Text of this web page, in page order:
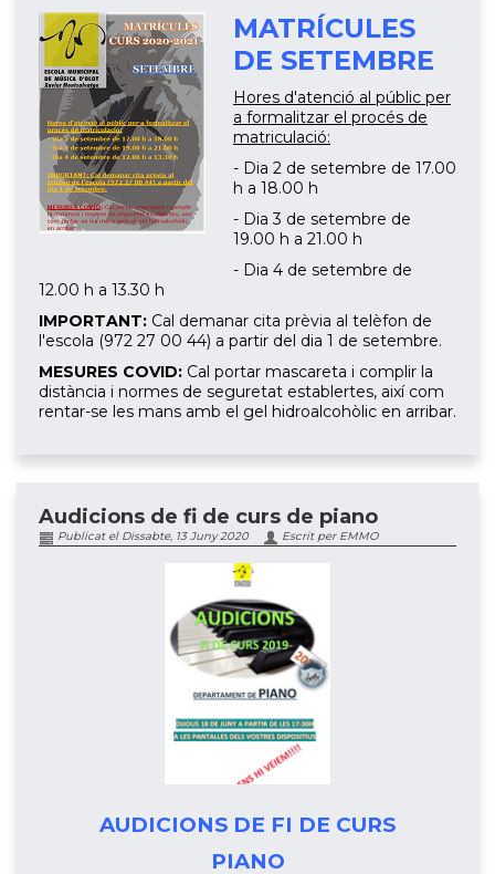
MATRÍCULES
DE SETEMBRE
Hores d'atenció al públic per
a formalitzar el procés de
matriculació:
- Dia 2 de setembre de 17.00
h a 18.00 h
- Dia 3 de setembre de
19.00 h a 21.00 h
- Dia 4 de setembre de
12.00 h a 13.30 h
IMPORTANT: Cal demanar cita prèvia al telèfon de
l'escola (972 27 00 44) a partir del dia 1 de setembre.
MESURES COVID: Cal portar mascareta i complir la
distància i normes de seguretat establertes, així com
rentar-se les mans amb el gel hidroalcohòlic en arribar.
Audicions de fi de curs de piano
Publicat el Dissabte, 13 Juny 2020 Escrit per EMMO
AUDICIONS DE FI DE CURS
PIANO